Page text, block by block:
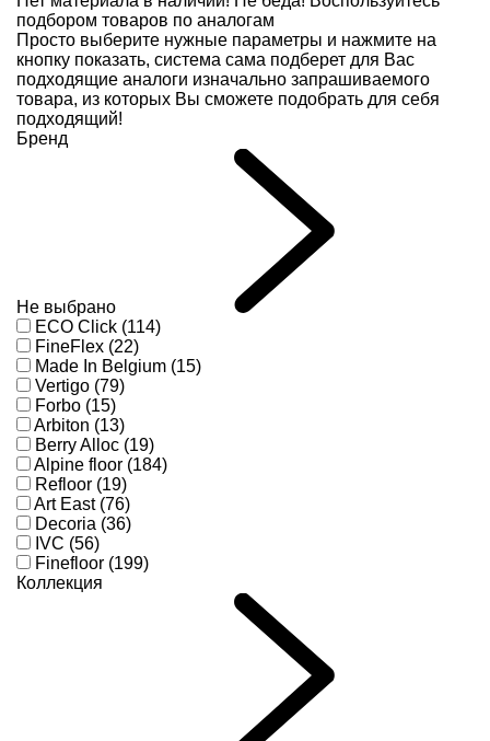
подбором товаров по аналогам
Просто выберите нужные параметры и нажмите на
кнопку показать, система сама подберет для Вас
подходящие аналоги изначально запрашиваемого
товара, из которых Вы сможете подобрать для себя
подходящий!
Бренд
Не выбрано
ECO Click (114)
FineFlex (22)
Made In Belgium (15)
Vertigo (79)
Forbo (15)
Arbiton (13)
Berry Alloc (19)
Alpine floor (184)
Refloor (19)
Art East (76)
Decoria (36)
IVC (56)
Finefloor (199)
Коллекция